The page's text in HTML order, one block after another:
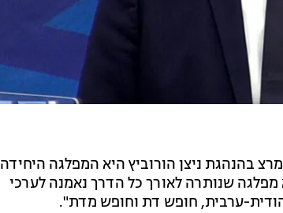
בהנהגת ניצן הורוביץ היא המפלגה היחידה
שנותרה לאורך כל הדרך נאמנה לערכי
ערבית, חופש דת וחופש מדת".